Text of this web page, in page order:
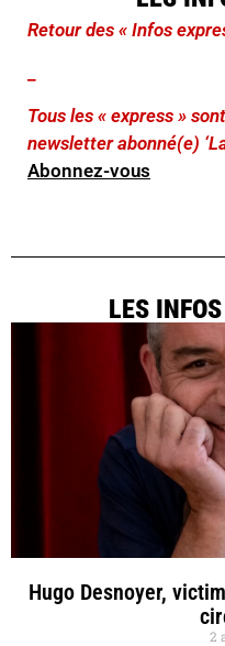
Retour des « Infos
Tous les « express »
newsletter abonné(e)
Abonnez-vous
LES
Hugo Desnoyer,
2